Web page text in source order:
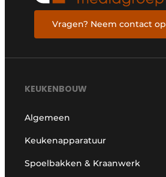
Vragen? Neem contact op
KEUKENBOUW
Algemeen
Keukenapparatuur
Spoelbakken & Kraanwerk